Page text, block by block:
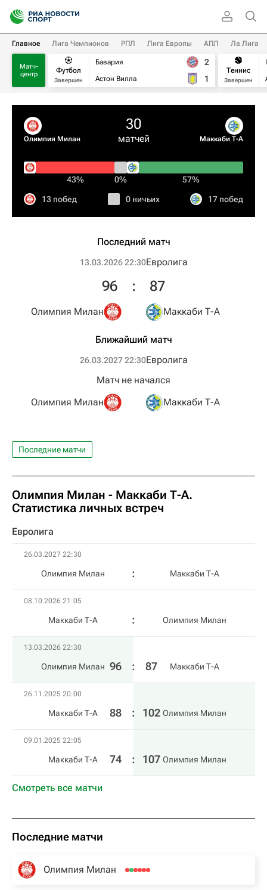
Главное Лига Чемпионов РПЛ Лига Европы АПЛ Ла Лига
Матч-
центр
Футбол
Завершен
Бавария
Астон Вилла
2
1
Теннис
Завершен
Олимпия Милан
30
матчей Маккаби Т-А
43% 0% 57%
13 побед 0 ничьих 17 побед
Последний матч
13.03.2026 22:30Евролига
Олимпия Милан
96 : 87
Маккаби Т-А
Ближайший матч
26.03.2027 22:30Евролига
Олимпия Милан
Матч не начался
Маккаби Т-А
Последние матчи
Олимпия Милан - Маккаби Т-А.
Статистика личных встреч
Евролига
26.03.2027 22:30
Олимпия Милан Маккаби Т-А
08.10.2026 21:05
Маккаби Т-А Олимпия Милан
13.03.2026 22:30
Олимпия Милан 96 : 87 Маккаби Т-А
26.11.2025 20:00
Маккаби Т-А 88 : 102 Олимпия Милан
09.01.2025 22:05
Маккаби Т-А 74 : 107 Олимпия Милан
Смотреть все матчи
Последние матчи
Олимпия Милан